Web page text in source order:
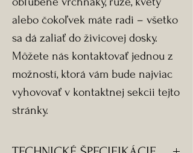
alebo čokoľvek máte radi – všetko
sa dá zaliať do živicovej dosky.
Môžete nás kontaktovať jednou z
možností, ktorá vám bude najviac
vyhovovať v kontaktnej sekcii tejto
stránky.